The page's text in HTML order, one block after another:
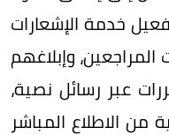
خدمة الإشعارات
وإبلاغهم
عبر رسائل نصية،
الاطلاع المباشر